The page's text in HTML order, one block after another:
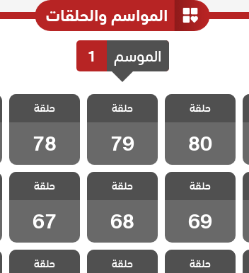
المواسم والحلقات
الموسم 1
مسلسل ثلاث
اخوات الحلقة
80
حلقة
80
مسلسل ثلاث
اخوات الحلقة
79
حلقة
79
مسلسل ثلاث
اخوات الحلقة
78
حلقة
78
مسلسل ثلاث
اخوات الحلقة
69
حلقة
69
مسلسل ثلاث
اخوات الحلقة
68
حلقة
68
مسلسل ثلاث
اخوات الحلقة
67
حلقة
67
مسلسل ثلاث
اخوات الحلقة
حلقة
مسلسل ثلاث
اخوات الحلقة
حلقة
مسلسل ثلاث
اخوات الحلقة
حلقة